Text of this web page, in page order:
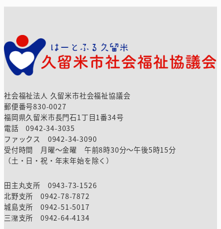
社会福祉法人 久留米市社会福祉協議会
郵便番号830-0027
福岡県久留米市長門石1丁目1番34号
電話 0942-34-3035
ファックス 0942-34-3090
受付時間 月曜～金曜 午前8時30分～午後5時15分
（土・日・祝・年末年始を除く）
田主丸支所 0943-73-1526
北野支所 0942-78-7872
城島支所 0942-51-5017
三潴支所 0942-64-4134